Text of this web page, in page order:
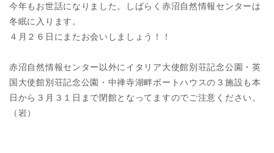
今年もお世話になりました。しばらく赤沼自然情報センターは
冬眠に入ります。
４月２６日にまたお会いしましょう！！
赤沼自然情報センター以外にイタリア大使館別荘記念公園・英
国大使館別荘記念公園・中禅寺湖畔ボートハウスの３施設も本
日から３月３１日まで閉館となってますのでご注意ください。
（岩）